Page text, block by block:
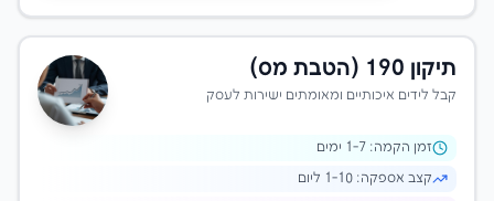
תיקון 190 (הטבת מס)
קבל לידים איכותיים ומאומתים ישירות לעסק
זמן הקמה: 1 -7 ימים
קצב אספקה: 1-10 ליום